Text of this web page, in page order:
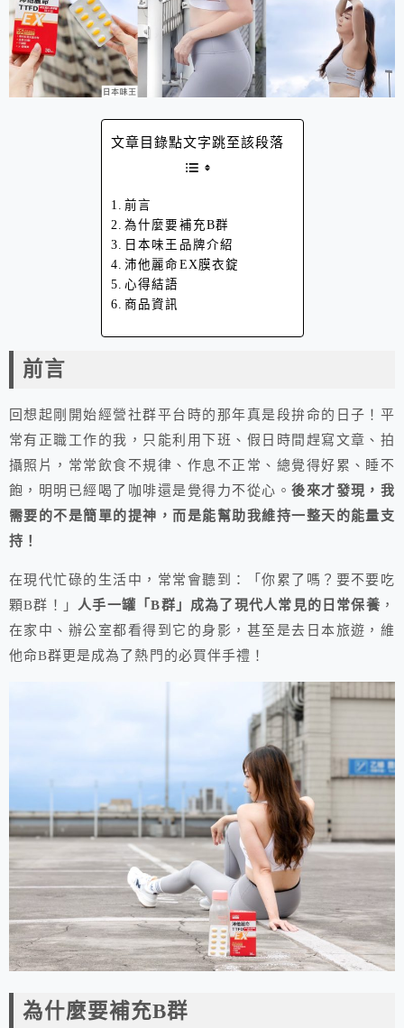
文章目錄點文字跳至該段落
前言
為什麼要補充B群
日本味王品牌介紹
沛他麗命EX膜衣錠
心得結語
商品資訊
前言
回想起剛開始經營社群平台時的那年真是段拚命的日子！平
常有正職工作的我，只能利用下班、假日時間趕寫文章、拍
攝照片，常常飲食不規律、作息不正常、總覺得好累、睡不
飽，明明已經喝了咖啡還是覺得力不從心。後來才發現，我
需要的不是簡單的提神，而是能幫助我維持一整天的能量支
持！
在現代忙碌的生活中，常常會聽到：「你累了嗎？要不要吃
顆B群！」
人手一罐「B群」成為了現代人常見的日常保養 ，
在家中、辦公室都看得到它的身影，甚至是去日本旅遊，維
他命B群更是成為了熱門的必買伴手禮！
為什麼要補充B群